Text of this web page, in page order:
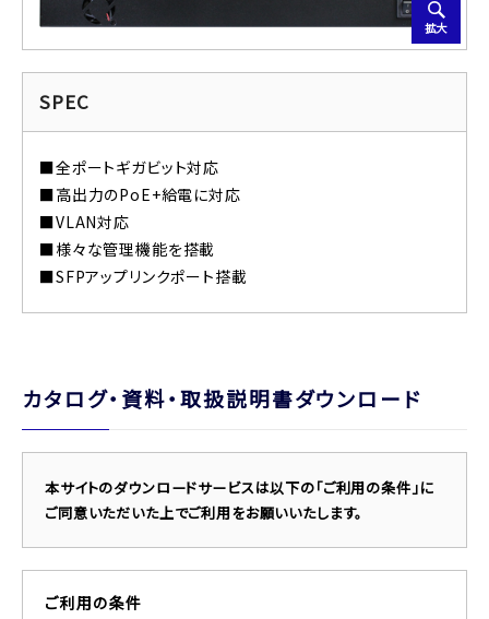
拡大
SPEC
■全ポートギガビット対応
■高出力のPoE+給電に対応
■VLAN対応
■様々な管理機能を搭載
■SFPアップリンクポート搭載
カタログ・資料・取扱説明書ダウンロード
本サイトのダウンロードサービスは以下の「ご利用の条件」に
ご同意いただいた上でご利用をお願いいたします。
ご利用の条件